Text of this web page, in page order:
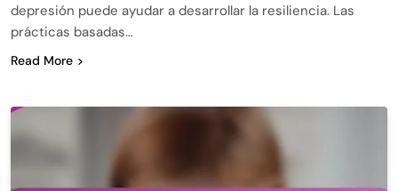
depresión puede ayudar a desarrollar la resiliencia. Las
prácticas basadas…
Read More